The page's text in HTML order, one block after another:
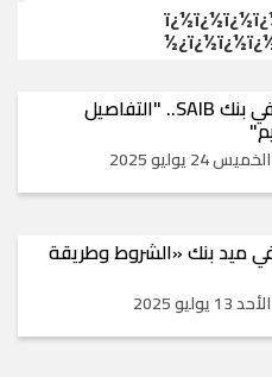
وظائف خالية في بنك SAIB.. "التفاصيل
ميد بنك «الشروط وطريقة